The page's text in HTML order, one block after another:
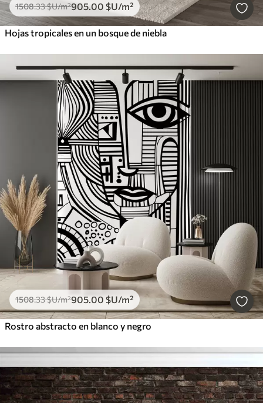
1508.33$U/m²905.00 $U/m²
Hojas tropicales en un bosque de niebla
1508.33$U/m²905.00 $U/m²
Rostro abstracto en blanco y negro